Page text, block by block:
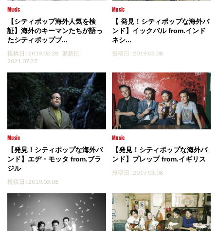
Music
【シティポップ海外人気を検
証】海外のキーマンたちが語っ
たシティポップブ...
投稿日 : 2019.02.28 更新日 :
2021.07.27
Music
【 発見！シティポップな海外バ
ンド】イックバル from.インド
ネシ...
投稿日 : 2019.03.08
Music
【発見！シティポップな海外バ
ンド】エヂ・モッタ from.ブラ
ジル
投稿日 : 2019.03.08
Music
【発見！シティポップな海外バ
ンド】プレップ from.イギリス
投稿日 : 2019.03.08